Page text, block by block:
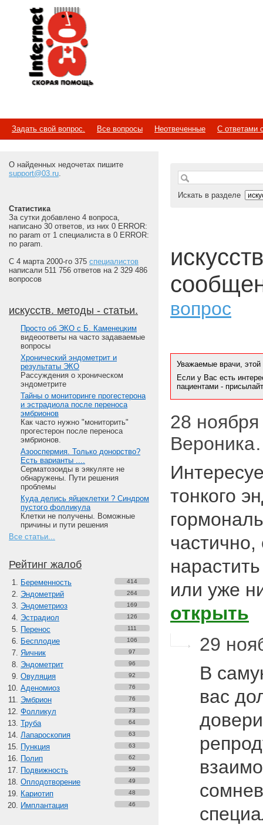
Internet
Скорая помощь
Задать свой вопрос. Все вопросы Неотвеченные С ответами
О найденных недочетах пишите
support@03.ru.
Статистика
За сутки добавлено 4 вопроса,
написано 30 ответов, из них 0 ERROR:
no param от 1 специалиста в 0 ERROR:
no param.
С 4 марта 2000-го 375 специалистов
написали 511 756 ответов на 2 329 486
вопросов
искусств. методы - статьи.
Просто об ЭКО с Б. Каменецким
видеоответы на часто задаваемые
вопросы
Хронический эндометрит и
результаты ЭКО
Рассуждения о хроническом
эндометрите
Тайны о мониторинге прогестерона
и эстрадиола после переноса
эмбрионов
Как часто нужно "мониторить"
прогестерон после переноса
эмбрионов.
Азооспермия. Только донорство?
Есть варианты ....
Серматозоиды в эякуляте не
обнаружены. Пути решения
проблемы
Куда делись яйцеклетки ? Синдром
пустого фолликула
Клетки не получены. Воможные
причины и пути решения
Все статьи...
Рейтинг жалоб
Беременность 414
Эндометрий 264
Эндометриоз 169
Эстрадиол 126
Перенос 111
Бесплодие 106
Яичник 97
Эндометрит 96
Овуляция 92
Аденомиоз 76
Эмбрион 76
Фолликул 73
Труба 64
Лапароскопия 63
Пункция 63
Полип 62
Подвижность 59
Оплодотворение 49
Кариотип 48
Имплантация 46
Искать в разделе
вопрос
Уважаемые врачи, этой
Если у Вас есть
пациентами -
28 ноября
тонкого
или уже
открыть
29
В
вас